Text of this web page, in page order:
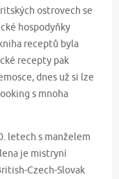
ostrovech se
hospodyňky
receptů byla
recepty pak
dnes už si lze
s mnoha
letech s manželem
je mistryní
Czech-Slovak